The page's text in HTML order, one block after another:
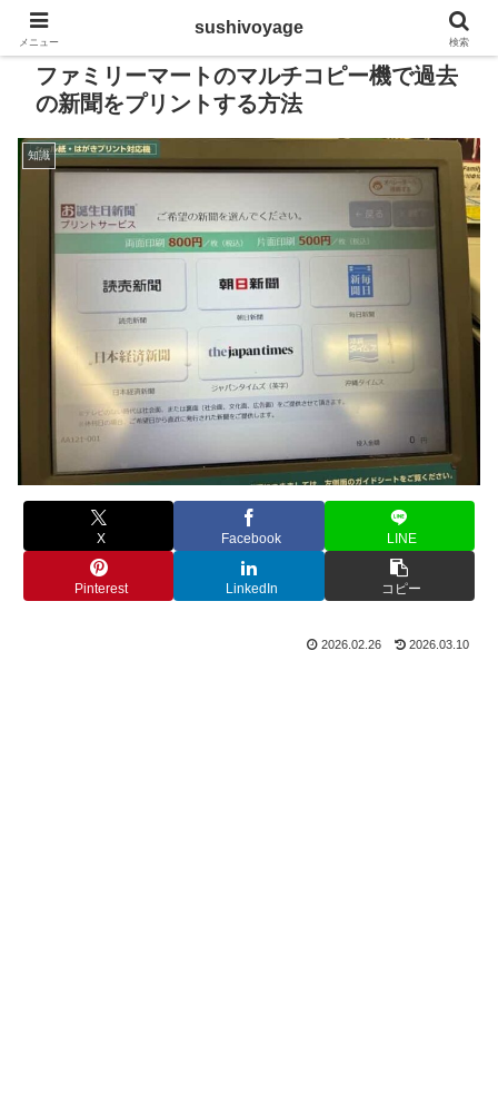
ファミリーマートのマルチコピー機で過去
の新聞をプリントする方法
知識
X Facebook LINE
Pinterest LinkedIn コピー
2026.02.26 2026.03.10
メニュー
sushivoyage
検索